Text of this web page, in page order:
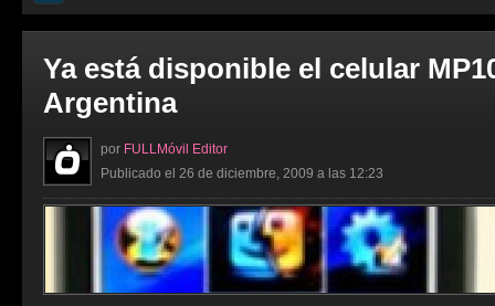
Ya está disponible el celular
Argentina
por FULLMóvil Editor
Publicado el 26 de diciembre, 2009 a las 12:23